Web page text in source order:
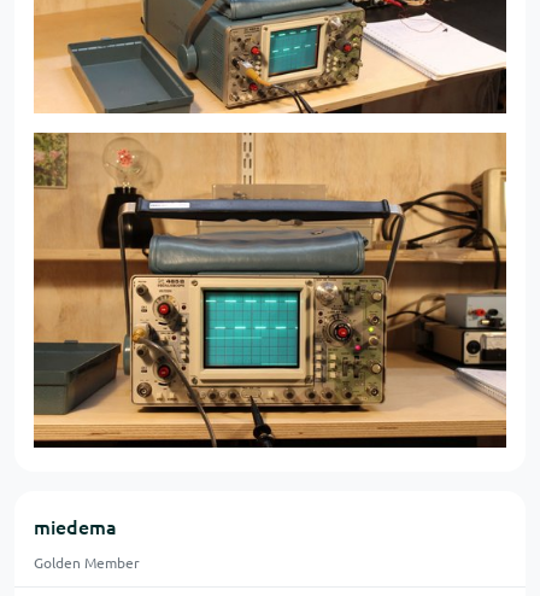
miedema
Golden Member